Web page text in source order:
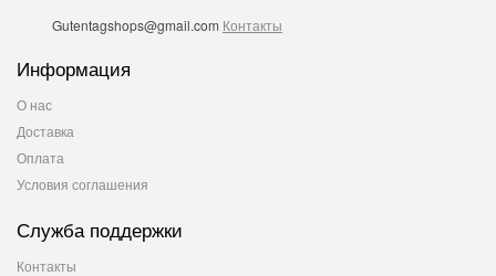
Gutentagshops@gmail.com Контакты
Информация
О нас
Доставка
Оплата
Условия соглашения
Служба поддержки
Контакты